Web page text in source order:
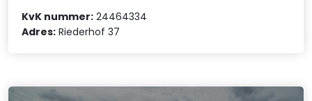
KvK nummer: 24464334
Adres: Riederhof 37